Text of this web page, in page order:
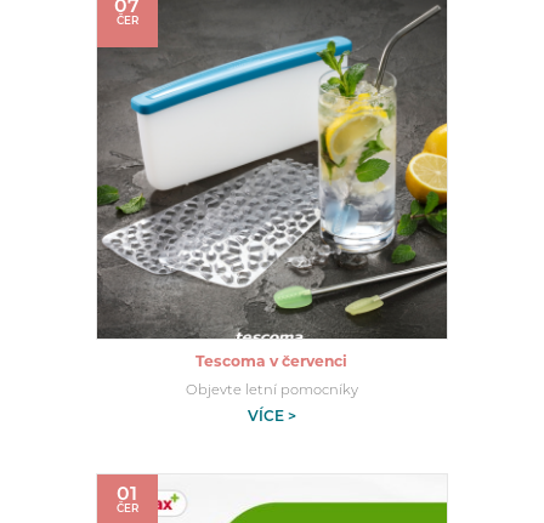
07
ČER
Tescoma v červenci
Objevte letní pomocníky
VÍCE >
01
ČER